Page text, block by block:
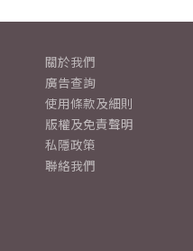
關於我們
廣告查詢
使用條款及細則
版權及免責聲明
私隱政策
聯絡我們